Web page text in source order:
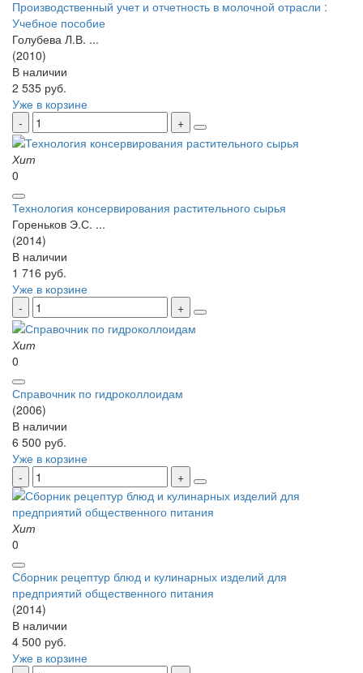
Производственный учет и отчетность в молочной отрасли :
Учебное пособие
Голубева Л.В. ...
(2010)
В наличии
2 535 руб.
Уже в корзине
Хит
0
Технология консервирования растительного сырья
Гореньков Э.С. ...
(2014)
В наличии
1 716 руб.
Уже в корзине
Хит
0
Справочник по гидроколлоидам
(2006)
В наличии
6 500 руб.
Уже в корзине
Хит
0
Сборник рецептур блюд и кулинарных изделий для
предприятий общественного питания
(2014)
В наличии
4 500 руб.
Уже в корзине